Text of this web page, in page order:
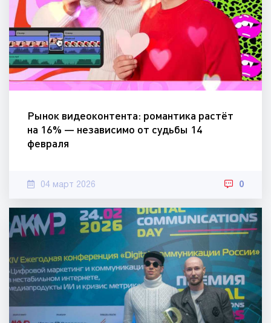
Рынок видеоконтента: романтика растёт
на 16% — независимо от судьбы 14
февраля
04 март 2026 0